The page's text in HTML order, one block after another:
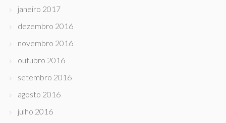
janeiro 2017
dezembro 2016
novembro 2016
outubro 2016
setembro 2016
agosto 2016
julho 2016